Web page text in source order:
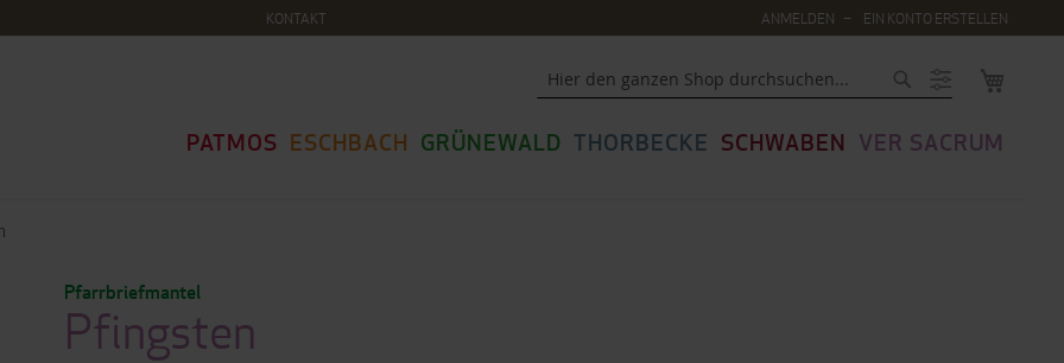
KONTAKT ANMELDEN EIN KONTO ERSTELLEN
PATMOS ESCHBACH GRÜNEWALD THORBECKE SCHWABEN VER SACRUM
Pfarrbriefmantel
Pfingsten